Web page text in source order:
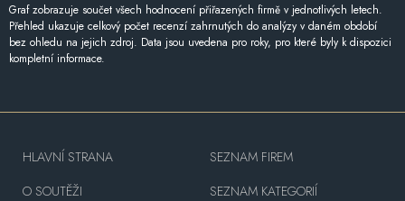
Graf zobrazuje součet všech hodnocení přiřazených firmě v jednotlivých letech.
Přehled ukazuje celkový počet recenzí zahrnutých do analýzy v daném období
bez ohledu na jejich zdroj. Data jsou uvedena pro roky, pro které byly k dispozici
kompletní informace.
HLAVNÍ STRANA
O SOUTĚŽI
SEZNAM FIREM
SEZNAM KATEGORIÍ